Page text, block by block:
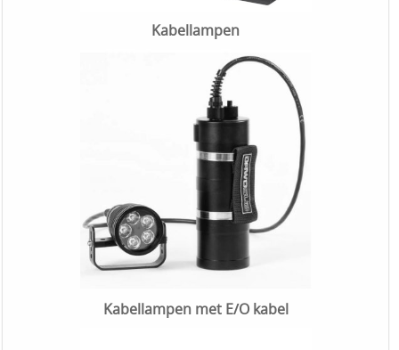
Kabellampen
Kabellampen met E/O kabel